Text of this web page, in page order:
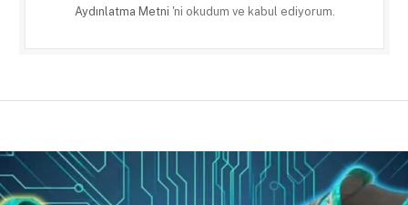
Aydınlatma Metni 'ni okudum ve kabul ediyorum.